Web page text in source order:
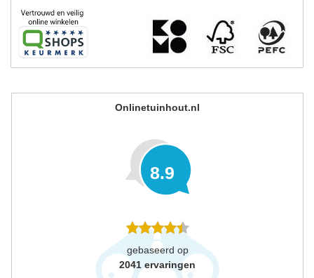
Onlinetuinhout.nl
8.9
gebaseerd op
2041 ervaringen